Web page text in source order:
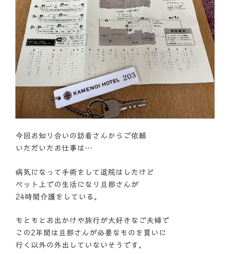
今回お知り合いの訪看さんからご依頼
いただいたお仕事は…
病気になって手術をして退院はしたけど
ベット上での生活になり旦那さんが
24時間介護をしている。
もともとお出かけや旅行が大好きなご夫婦で
この2年間は旦那さんが必要なものを買いに
行く以外の外出していないそうです。